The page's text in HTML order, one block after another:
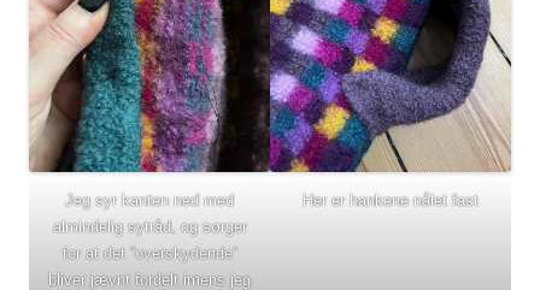
Jeg syr kanten ned med
almindelig sytråd, og sørger
for at det “overskydende”
bliver jævnt fordelt imens jeg
Her er hankene nålet fast